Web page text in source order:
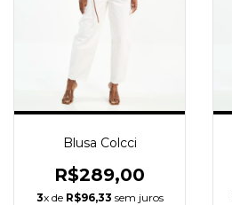
Blusa Colcci
R$289,00
3x de R$96,33 sem juros